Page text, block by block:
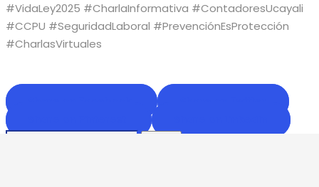
#VidaLey2025 #CharlaInformativa #ContadoresUcayali
#CCPU #SeguridadLaboral #PrevenciónEsProtección
#CharlasVirtuales
Buscar: